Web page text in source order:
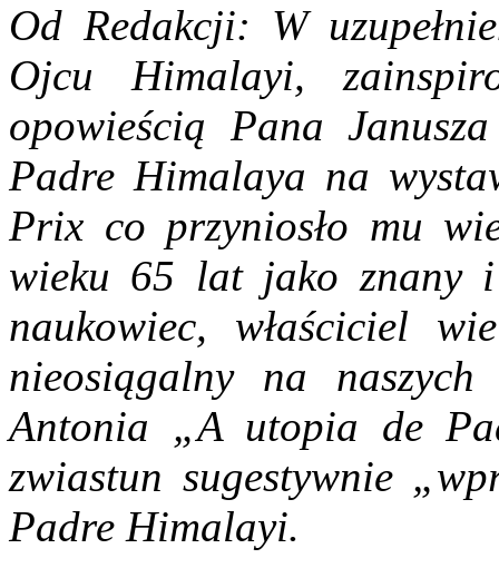
Od Redakcji: W
Ojcu Himalayi,
opowieścią Pana
Padre Himalaya na
Prix co przyniosło mu
wieku 65 lat jako znany
naukowiec, właściciel
nieosiągalny na
Antonia „A utopia de
zwiastun sugestywnie
Padre Himalayi.